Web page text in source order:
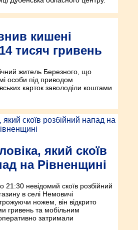
кишені
тисяч гривень
житель Березного, що
особи під приводом
карток заволоділи коштами
який скоїв
на Рівненщині
21:30 невідомий скоїв розбійний
в селі Немовичі
ножем, він відкрито
гривень та мобільним
затримали